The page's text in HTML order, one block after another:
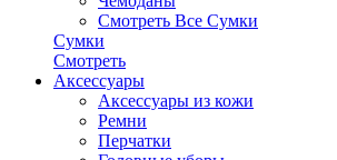
Смотреть Все Сумки
Сумки
Смотреть
Аксессуары
Аксессуары из кожи
Ремни
Перчатки